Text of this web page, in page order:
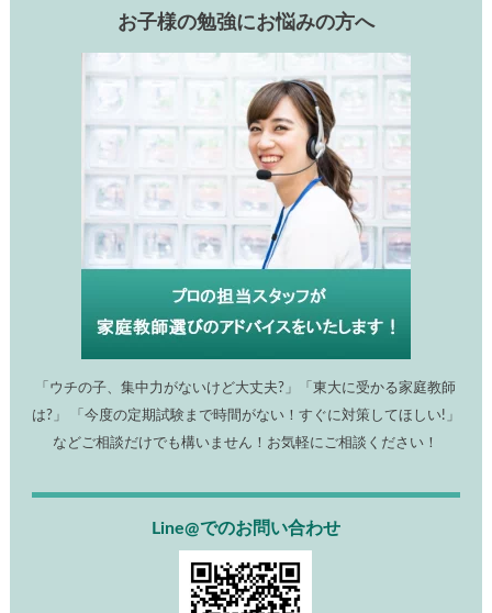
お子様の勉強にお悩みの方へ
「ウチの子、集中力がないけど大丈夫?」「東大に受かる家庭教師
は?」 「今度の定期試験まで時間がない！すぐに対策してほしい!」
などご相談だけでも構いません！お気軽にご相談ください！
Line@でのお問い合わせ